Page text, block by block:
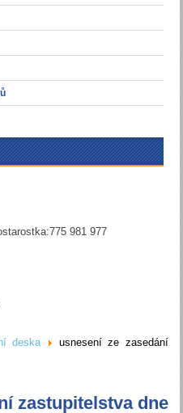
981 977
deska
usnesení ze zasedání
zastupitelstva dne